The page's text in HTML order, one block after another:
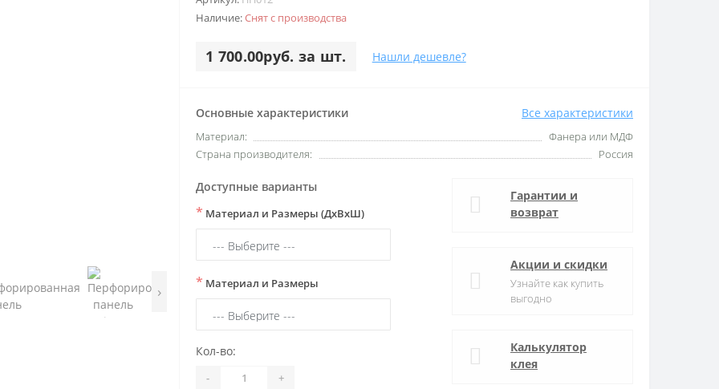
›
Наличие:Снят с производства
1 700.00руб. за шт. Нашли дешевле?
Основные характеристики Все характеристики
Материал:
Фанера или МДФ
Страна производителя:
Россия
Доступные варианты
* Материал и Размеры (ДхВхШ)
* Материал и Размеры
Кол-во:
- +
Гарантии и
возврат
Акции и скидки
Узнайте как купить
выгодно
Калькулятор
клея